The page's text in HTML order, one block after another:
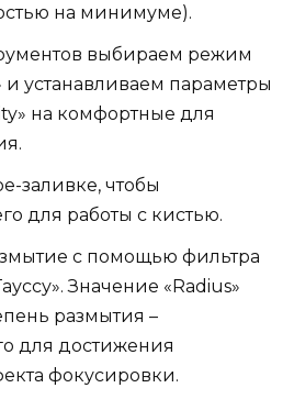
на минимуме).
выбираем режим
и устанавливаем параметры
на комфортные для
заливке, чтобы
для работы с кистью.
с помощью фильтра
Значение «Radius»
размытия –
для достижения
фокусировки.